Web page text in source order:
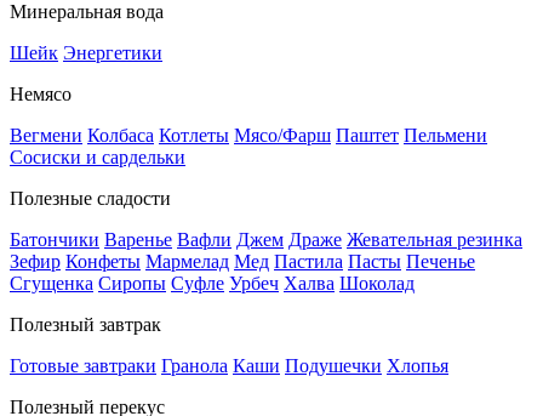
Минеральная вода
Шейк Энергетики
Немясо
Вегмени Колбаса Котлеты Мясо/Фарш Паштет Пельмени
Сосиски и сардельки
Полезные сладости
Батончики Варенье Вафли Джем Драже Жевательная резинка
Зефир Конфеты Мармелад Мед Пастила Пасты Печенье
Сгущенка Сиропы Суфле Урбеч Халва Шоколад
Полезный завтрак
Готовые завтраки Гранола Каши Подушечки Хлопья
Полезный перекус